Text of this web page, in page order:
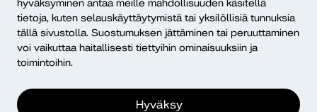
hyväksyminen antaa meille mahdollisuuden käsitellä
tietoja, kuten selauskäyttäytymistä tai yksilöllisiä tunnuksia
tällä sivustolla. Suostumuksen jättäminen tai peruuttaminen
voi vaikuttaa haitallisesti tiettyihin ominaisuuksiin ja
toimintoihin.
Hyväksy
konteksteissa. Erityispiirteet eivät löydy myöskään
EntreComp-ohjelmasta, joka on kansainvälisesti tunnettu
ja laajasti eri puolilla Eurooppaa kouluissa, yliopistoissa
ja uravalmennuspalveluissa käytetty yrittäjyysosaamisen
viitekehys. OBCD-hankkeessa tehdään esitys oman
SEntreComp-viitekehyksen luomisesta.